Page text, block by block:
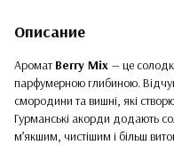
Описание
Аромат Berry Mix — це
парфумерною глибиною.
смородини та вишні, які
Гурманські акорди додають
м’якшим, чистішим і більш